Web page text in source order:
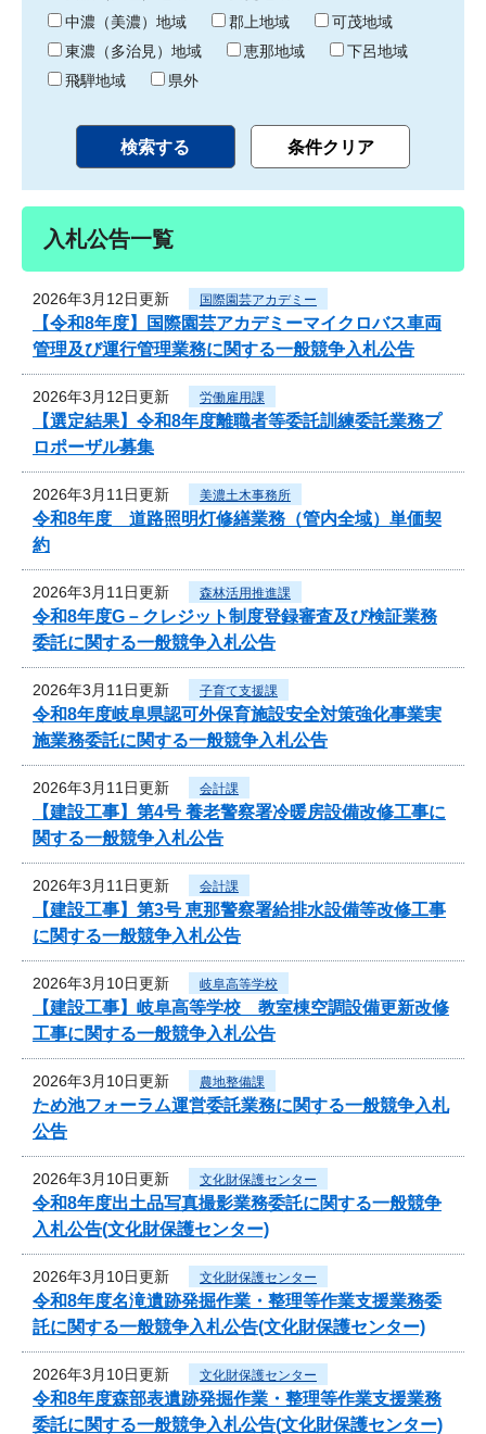
中濃（美濃）地域
郡上地域
可茂地域
東濃（多治見）地域
恵那地域
下呂地域
飛騨地域
県外
入札公告一覧
2026年3月12日更新 国際園芸アカデミー
【令和8年度】国際園芸アカデミーマイクロバス車両
管理及び運行管理業務に関する一般競争入札公告
2026年3月12日更新 労働雇用課
【選定結果】令和8年度離職者等委託訓練委託業務プ
ロポーザル募集
2026年3月11日更新 美濃土木事務所
令和8年度 道路照明灯修繕業務（管内全域）単価契
約
2026年3月11日更新 森林活用推進課
令和8年度G－クレジット制度登録審査及び検証業務
委託に関する一般競争入札公告
2026年3月11日更新 子育て支援課
令和8年度岐阜県認可外保育施設安全対策強化事業実
施業務委託に関する一般競争入札公告
2026年3月11日更新 会計課
【建設工事】第4号 養老警察署冷暖房設備改修工事に
関する一般競争入札公告
2026年3月11日更新 会計課
【建設工事】第3号 恵那警察署給排水設備等改修工事
に関する一般競争入札公告
2026年3月10日更新 岐阜高等学校
【建設工事】岐阜高等学校 教室棟空調設備更新改修
工事に関する一般競争入札公告
2026年3月10日更新 農地整備課
ため池フォーラム運営委託業務に関する一般競争入札
公告
2026年3月10日更新 文化財保護センター
令和8年度出土品写真撮影業務委託に関する一般競争
入札公告(文化財保護センター)
2026年3月10日更新 文化財保護センター
令和8年度名滝遺跡発掘作業・整理等作業支援業務委
託に関する一般競争入札公告(文化財保護センター)
2026年3月10日更新 文化財保護センター
令和8年度森部表遺跡発掘作業・整理等作業支援業務
委託に関する一般競争入札公告(文化財保護センター)